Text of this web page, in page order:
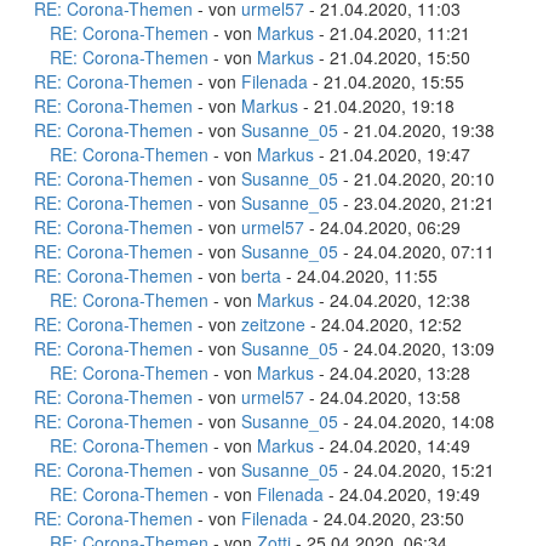
RE: Corona-Themen - von urmel57 - 21.04.2020, 11:03
RE: Corona-Themen - von Markus - 21.04.2020, 11:21
RE: Corona-Themen - von Markus - 21.04.2020, 15:50
RE: Corona-Themen - von Filenada - 21.04.2020, 15:55
RE: Corona-Themen - von Markus - 21.04.2020, 19:18
RE: Corona-Themen - von Susanne_05 - 21.04.2020, 19:38
RE: Corona-Themen - von Markus - 21.04.2020, 19:47
RE: Corona-Themen - von Susanne_05 - 21.04.2020, 20:10
RE: Corona-Themen - von Susanne_05 - 23.04.2020, 21:21
RE: Corona-Themen - von urmel57 - 24.04.2020, 06:29
RE: Corona-Themen - von Susanne_05 - 24.04.2020, 07:11
RE: Corona-Themen - von berta - 24.04.2020, 11:55
RE: Corona-Themen - von Markus - 24.04.2020, 12:38
RE: Corona-Themen - von zeitzone - 24.04.2020, 12:52
RE: Corona-Themen - von Susanne_05 - 24.04.2020, 13:09
RE: Corona-Themen - von Markus - 24.04.2020, 13:28
RE: Corona-Themen - von urmel57 - 24.04.2020, 13:58
RE: Corona-Themen - von Susanne_05 - 24.04.2020, 14:08
RE: Corona-Themen - von Markus - 24.04.2020, 14:49
RE: Corona-Themen - von Susanne_05 - 24.04.2020, 15:21
RE: Corona-Themen - von Filenada - 24.04.2020, 19:49
RE: Corona-Themen - von Filenada - 24.04.2020, 23:50